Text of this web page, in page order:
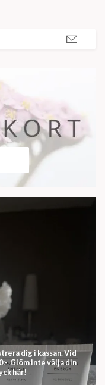
dig i kassan. Vid
. Glöm inte välja din
här!